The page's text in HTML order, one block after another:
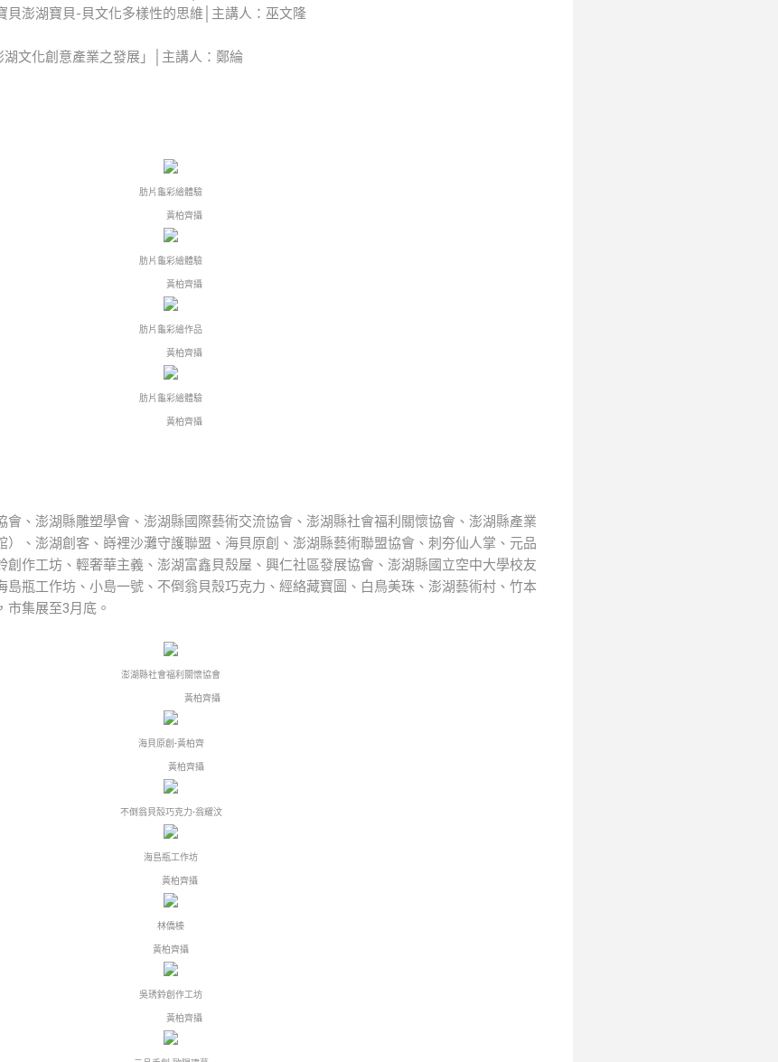
貝澎湖寶貝-貝文化多樣性的思維│主講人：巫文隆
湖文化創意產業之發展」│主講人：鄭綸
肪片龜彩繪體驗
黃柏齊攝
肪片龜彩繪體驗
黃柏齊攝
肪片龜彩繪作品
黃柏齊攝
肪片龜彩繪體驗
黃柏齊攝
會、澎湖縣雕塑學會、澎湖縣國際藝術交流協會、澎湖縣社會福利關懷協會、澎湖縣產業
）、澎湖創客、嵵裡沙灘守護聯盟、海貝原創、澎湖縣藝術聯盟協會、刺夯仙人掌、元品
創作工坊、輕奢華主義、澎湖富鑫貝殼屋、興仁社區發展協會、澎湖縣國立空中大學校友
島瓶工作坊、小島一號、不倒翁貝殼巧克力、經絡藏寶圖、白鳥美珠、澎湖藝術村、竹本
市集展至3月底。
澎湖縣社會福利關懷協會
黃柏齊攝
海貝原創-黃柏齊
黃柏齊攝
不倒翁貝殼巧克力-翁耀汶
海島瓶工作坊
黃柏齊攝
林僑榛
黃柏齊攝
吳琇鈴創作工坊
黃柏齊攝